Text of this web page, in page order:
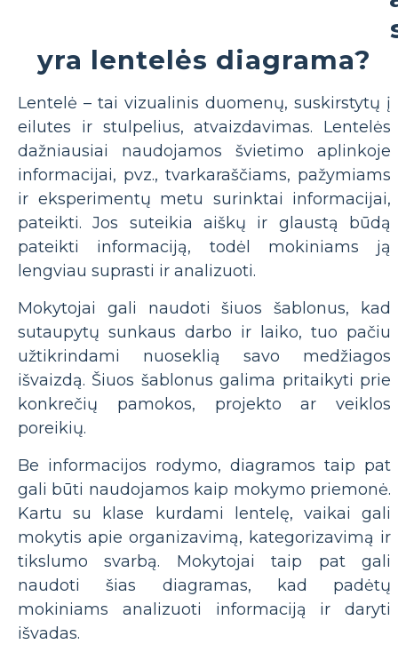
yra lentelės diagrama?
Lentelė – tai vizualinis duomenų, suskirstytų į
eilutes ir stulpelius, atvaizdavimas. Lentelės
dažniausiai naudojamos švietimo aplinkoje
informacijai, pvz., tvarkaraščiams, pažymiams
ir eksperimentų metu surinktai informacijai,
pateikti. Jos suteikia aiškų ir glaustą būdą
pateikti informaciją, todėl mokiniams ją
lengviau suprasti ir analizuoti.
Mokytojai gali naudoti šiuos šablonus, kad
sutaupytų sunkaus darbo ir laiko, tuo pačiu
užtikrindami nuoseklią savo medžiagos
išvaizdą. Šiuos šablonus galima pritaikyti prie
konkrečių pamokos, projekto ar veiklos
poreikių.
Be informacijos rodymo, diagramos taip pat
gali būti naudojamos kaip mokymo priemonė.
Kartu su klase kurdami lentelę, vaikai gali
mokytis apie organizavimą, kategorizavimą ir
tikslumo svarbą. Mokytojai taip pat gali
naudoti šias diagramas, kad padėtų
mokiniams analizuoti informaciją ir daryti
išvadas.